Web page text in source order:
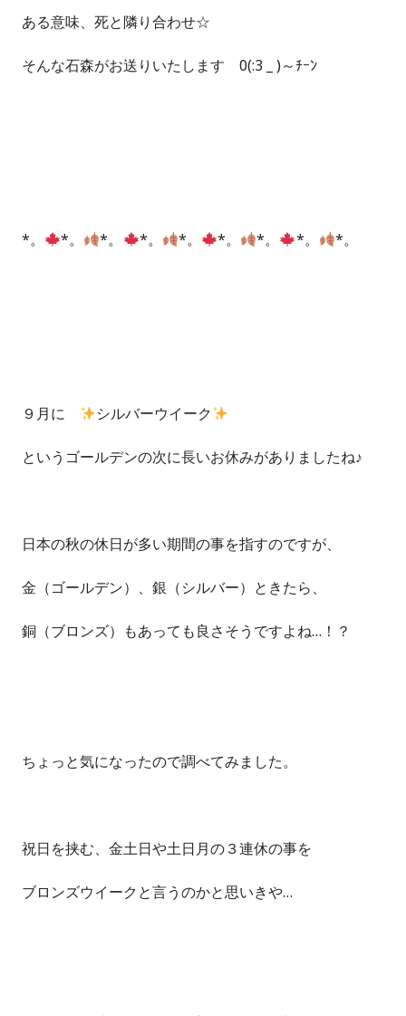
ある意味、死と隣り合わせ☆
そんな石森がお送りいたします 0(:3 _ )～ﾁｰﾝ
*。 *。 *。 *。 *。 *。 *。 *。 *。
９月に シルバーウイーク
というゴールデンの次に長いお休みがありましたね♪
日本の秋の休日が多い期間の事を指すのですが、
金（ゴールデン）、銀（シルバー）ときたら、
銅（ブロンズ）もあっても良さそうですよね…！？
ちょっと気になったので調べてみました。
祝日を挟む、金土日や土日月の３連休の事を
ブロンズウイークと言うのかと思いきや…